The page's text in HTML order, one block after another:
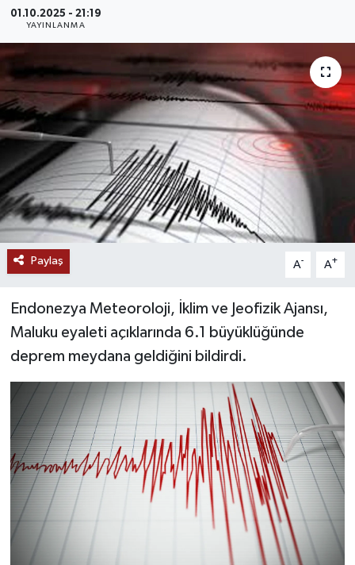
01.10.2025 - 21:19
YAYINLANMA
Paylaş A- A+
Endonezya Meteoroloji, İklim ve Jeofizik Ajansı,
Maluku eyaleti açıklarında 6.1 büyüklüğünde
deprem meydana geldiğini bildirdi.
MAGAZİN
ÖZEL HABER
RESMİ İLANLAR
SAĞLIK
SİYASET
SOSYAL YARDIMLAR
SPONSORLU YAZI
SPOR
TEKNOLOJİ
YAŞAM